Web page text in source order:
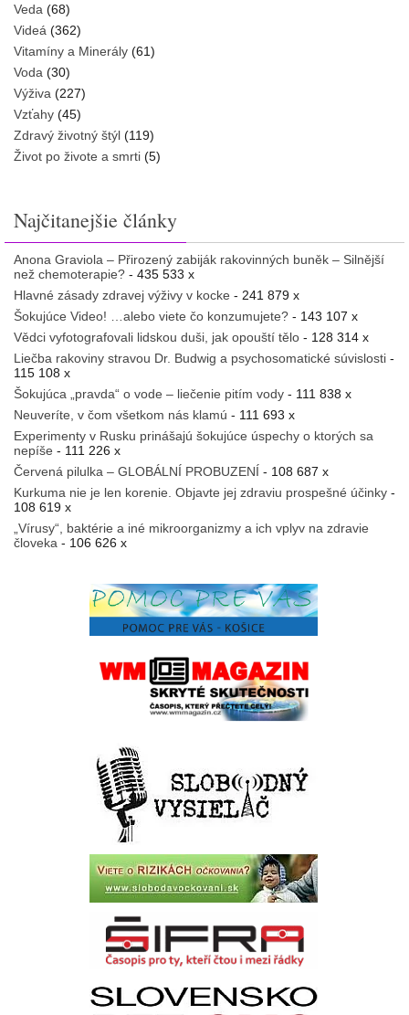
Veda (68)
Videá (362)
Vitamíny a Minerály (61)
Voda (30)
Výživa (227)
Vzťahy (45)
Zdravý životný štýl (119)
Život po živote a smrti (5)
Najčitanejšie články
Anona Graviola – Přirozený zabiják rakovinných buněk – Silnější
než chemoterapie? - 435 533 x
Hlavné zásady zdravej výživy v kocke - 241 879 x
Šokujúce Video! …alebo viete čo konzumujete? - 143 107 x
Vědci vyfotografovali lidskou duši, jak opouští tělo - 128 314 x
Liečba rakoviny stravou Dr. Budwig a psychosomatické súvislosti -
115 108 x
Šokujúca „pravda“ o vode – liečenie pitím vody - 111 838 x
Neuveríte, v čom všetkom nás klamú - 111 693 x
Experimenty v Rusku prinášajú šokujúce úspechy o ktorých sa
nepíše - 111 226 x
Červená pilulka – GLOBÁLNÍ PROBUZENÍ - 108 687 x
Kurkuma nie je len korenie. Objavte jej zdraviu prospešné účinky -
108 619 x
„Vírusy“, baktérie a iné mikroorganizmy a ich vplyv na zdravie
človeka - 106 626 x